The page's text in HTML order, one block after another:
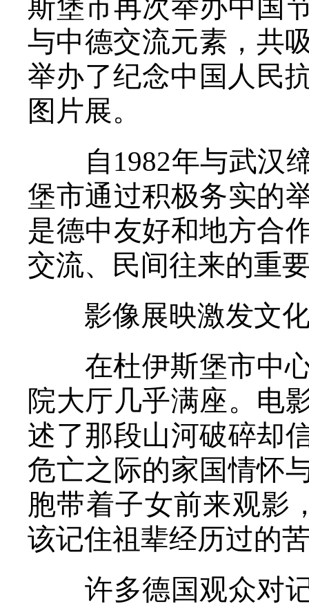
斯堡市再次举办中国
与中德交流元素，共
举办了纪念中国人民
图片展。
自1982年与武汉缔
堡市通过积极务实的
是德中友好和地方合
交流、民间往来的重
影像展映激发文
在杜伊斯堡市中心
院大厅几乎满座。电
述了那段山河破碎却
危亡之际的家国情怀
胞带着子女前来观影
该记住祖辈经历过的
许多德国观众对记